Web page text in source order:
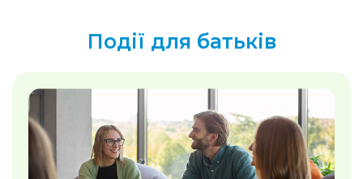
Події для батьків